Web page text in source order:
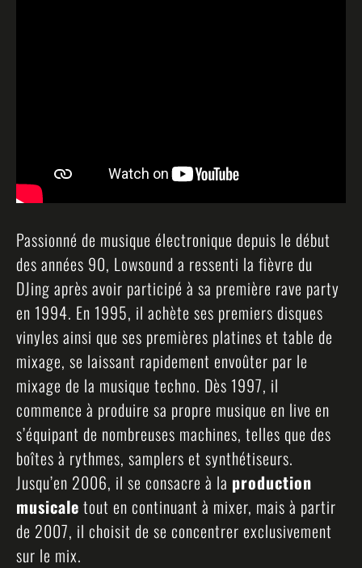
Passionné de musique électronique depuis le début
des années 90, Lowsound a ressenti la fièvre du
DJing après avoir participé à sa première rave party
en 1994. En 1995, il achète ses premiers disques
vinyles ainsi que ses premières platines et table de
mixage, se laissant rapidement envoûter par le
mixage de la musique techno. Dès 1997, il
commence à produire sa propre musique en live en
s’équipant de nombreuses machines, telles que des
boîtes à rythmes, samplers et synthétiseurs.
Jusqu’en 2006, il se consacre à la production
musicale tout en continuant à mixer, mais à partir
de 2007, il choisit de se concentrer exclusivement
sur le mix.